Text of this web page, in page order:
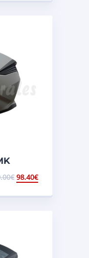
€ 98.40€